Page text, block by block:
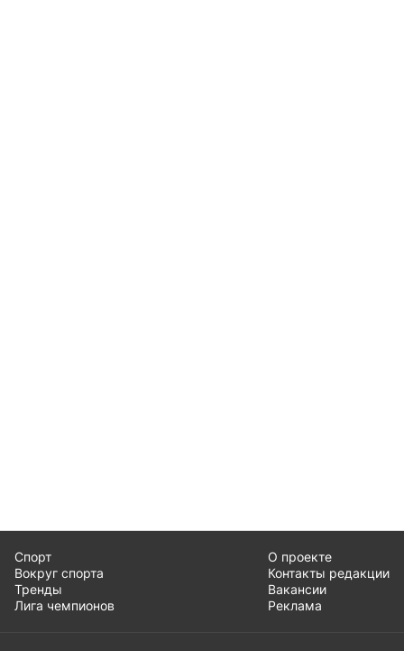
Спорт
Вокруг спорта
Тренды
Лига чемпионов
О проекте
Контакты редакции
Вакансии
Реклама